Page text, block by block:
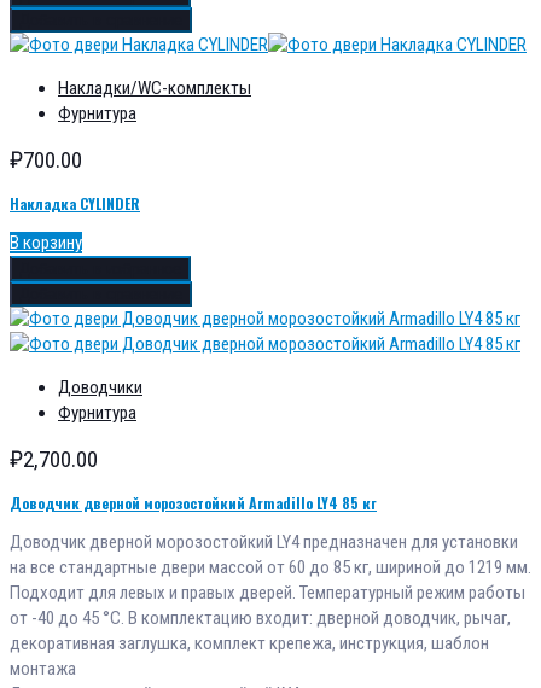
Накладки/WC-комплекты
Фурнитура
₽700.00
Накладка CYLINDER
В корзину
Доводчики
Фурнитура
₽2,700.00
Доводчик дверной морозостойкий Armadillo LY4 85 кг
Доводчик дверной морозостойкий LY4 предназначен для установки
на все стандартные двери массой от 60 до 85 кг, шириной до 1219 мм.
Подходит для левых и правых дверей. Температурный режим работы
от -40 до 45 °С. В комплектацию входит: дверной доводчик, рычаг,
декоративная заглушка, комплект крепежа, инструкция, шаблон
монтажа